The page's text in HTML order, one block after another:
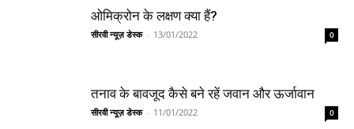
ओमिक्रोन के लक्षण क्या हैं?
सीरवी न्यूज़ डेस्क - 13/01/2022 0
तनाव के बावजूद कैसे बने रहें जवान और ऊर्जावान
सीरवी न्यूज़ डेस्क - 11/01/2022 0